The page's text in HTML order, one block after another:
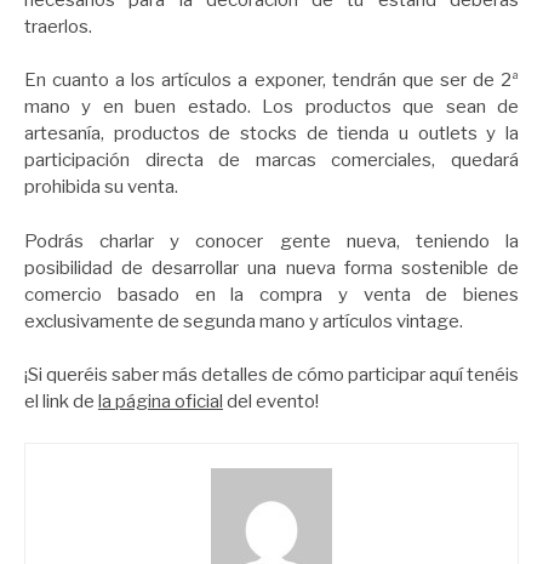
traerlos.
En cuanto a los artículos a exponer, tendrán que ser de 2ª
mano y en buen estado. Los productos que sean de
artesanía, productos de stocks de tienda u outlets y la
participación directa de marcas comerciales, quedará
prohibida su venta.
Podrás charlar y conocer gente nueva, teniendo la
posibilidad de desarrollar una nueva forma sostenible de
comercio basado en la compra y venta de bienes
exclusivamente de segunda mano y artículos vintage.
¡Si queréis saber más detalles de cómo participar aquí tenéis
el link de la página oficial del evento!